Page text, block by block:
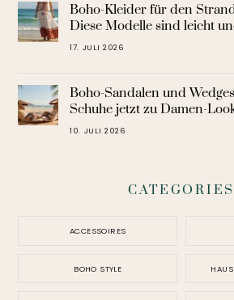
Boho-Kleider für den
Diese Modelle sind leicht
17. JULI 2026
Boho-Sandalen und
Schuhe jetzt zu Damen-
10. JULI 2026
CATEGORIES
ACCESSOIRES
BOHO STYLE